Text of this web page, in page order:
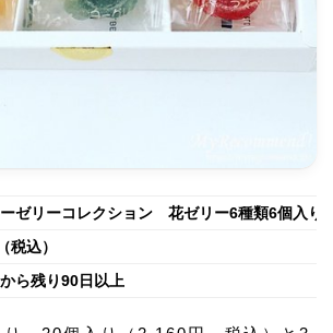
ゼリーコレクション 花ゼリー6種類6個入り
税込）
ら残り90日以上